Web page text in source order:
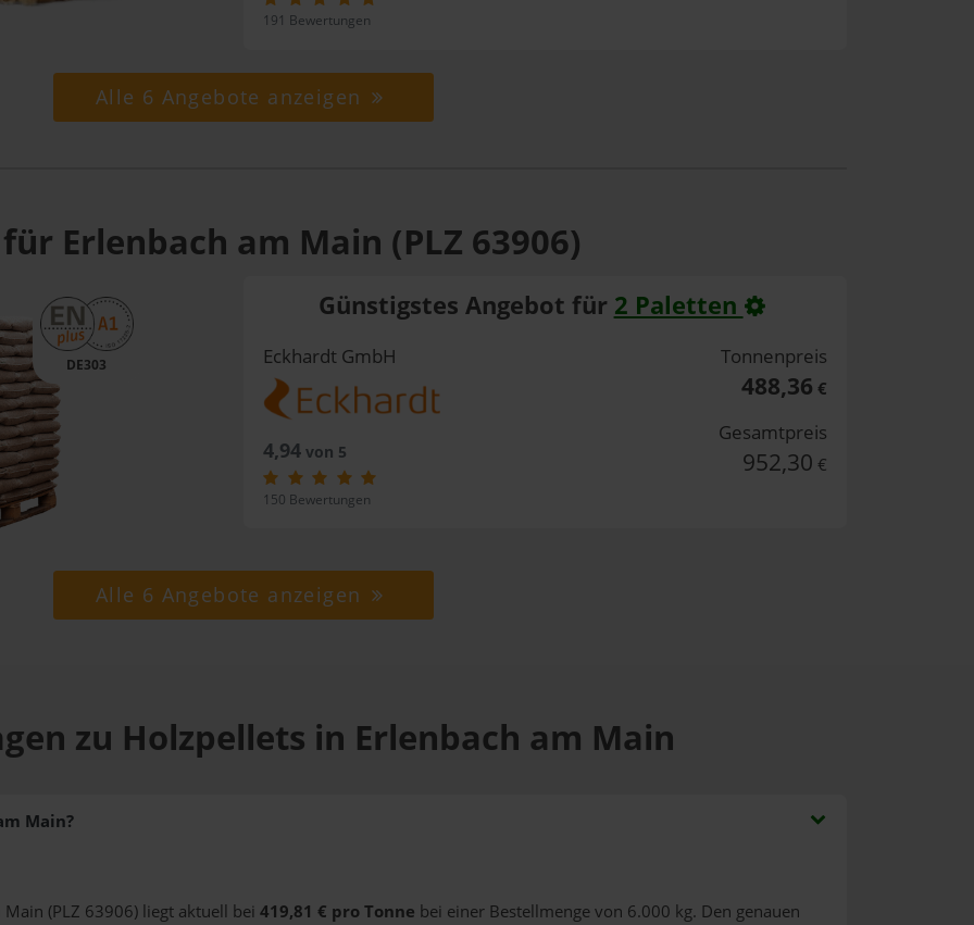
191 Bewertungen
Alle 6 Angebote anzeigen
Erlenbach am Main (PLZ 63906)
DE303
Günstigstes Angebot für 2 Paletten
Eckhardt GmbH
4,94von 5
150 Bewertungen
Tonnenpreis
488,36 €
Gesamtpreis
952,30 €
Alle 6 Angebote anzeigen
zu Holzpellets in Erlenbach am Main
Main?
(PLZ 63906) liegt aktuell bei 419,81 € pro Tonne bei einer Bestellmenge von 6.000 kg. Den genauen